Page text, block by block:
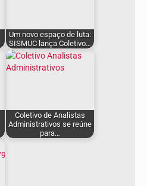
Um novo espaço de luta:
SISMUC lança Coletivo…
Coletivo de Analistas
Administrativos se reúne
para…